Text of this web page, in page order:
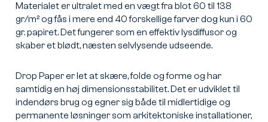
Materialet er ultralet med en vægt fra blot 60 til 138
gr/m² og fås i mere end 40 forskellige farver dog kun i 60
gr. papiret. Det fungerer som en effektiv lysdiffusor og
skaber et blødt, næsten selvlysende udseende.
Drop Paper er let at skære, folde og forme og har
samtidig en høj dimensionsstabilitet. Det er udviklet til
indendørs brug og egner sig både til midlertidige og
permanente løsninger som arkitektoniske installationer,